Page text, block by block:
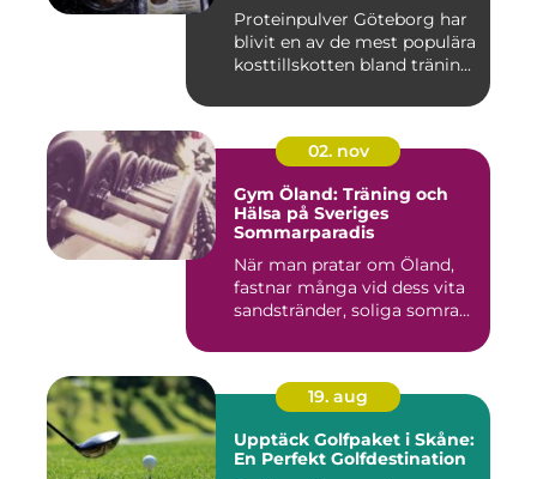
Proteinpulver Göteborg har
blivit en av de mest populära
kosttillskotten bland tränin...
02. nov
Gym Öland: Träning och
Hälsa på Sveriges
Sommarparadis
När man pratar om Öland,
fastnar många vid dess vita
sandstränder, soliga somra...
19. aug
Upptäck Golfpaket i Skåne:
En Perfekt Golfdestination